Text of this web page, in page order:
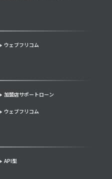
ウェブフリコム
加盟店サポートローン
ウェブフリコム
API型